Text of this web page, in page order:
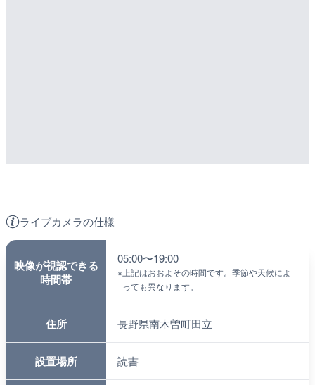
ライブカメラの仕様
映像が視認できる
時間帯
05:00〜19:00
※ 上記はおおよその時間です。季節や天候によ
っても異なります。
住所 長野県南木曽町田立
設置場所 読書